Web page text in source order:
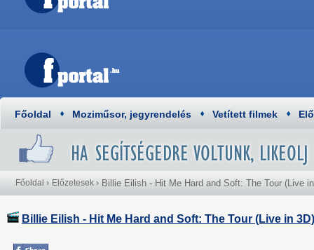
Főoldal Moziműsor, jegyrendelés Vetített filmek
Főoldal › Előzetesek › Billie Eilish - Hit Me Hard and Soft: The Tour (Live
Billie Eilish - Hit Me Hard and Soft: The Tour (Live in 3D)